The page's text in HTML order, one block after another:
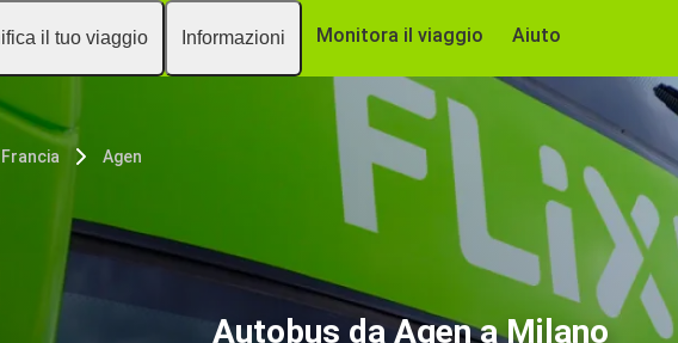
il tuo viaggio Informazioni Monitora il viaggio Aiuto
Francia Agen
Autobus da Agen a Milano